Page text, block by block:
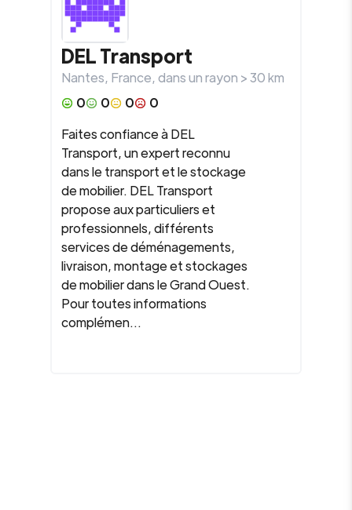
DEL Transport
Nantes, France, dans un rayon >30km
0
0 0
0
Faites confiance à DEL
Transport, un expert reconnu
dans le transport et le stockage
de mobilier. DEL Transport
propose aux particuliers et
professionnels, différents
services de déménagements,
livraison, montage et stockages
de mobilier dans le Grand Ouest.
Pour toutes informations
complémen...